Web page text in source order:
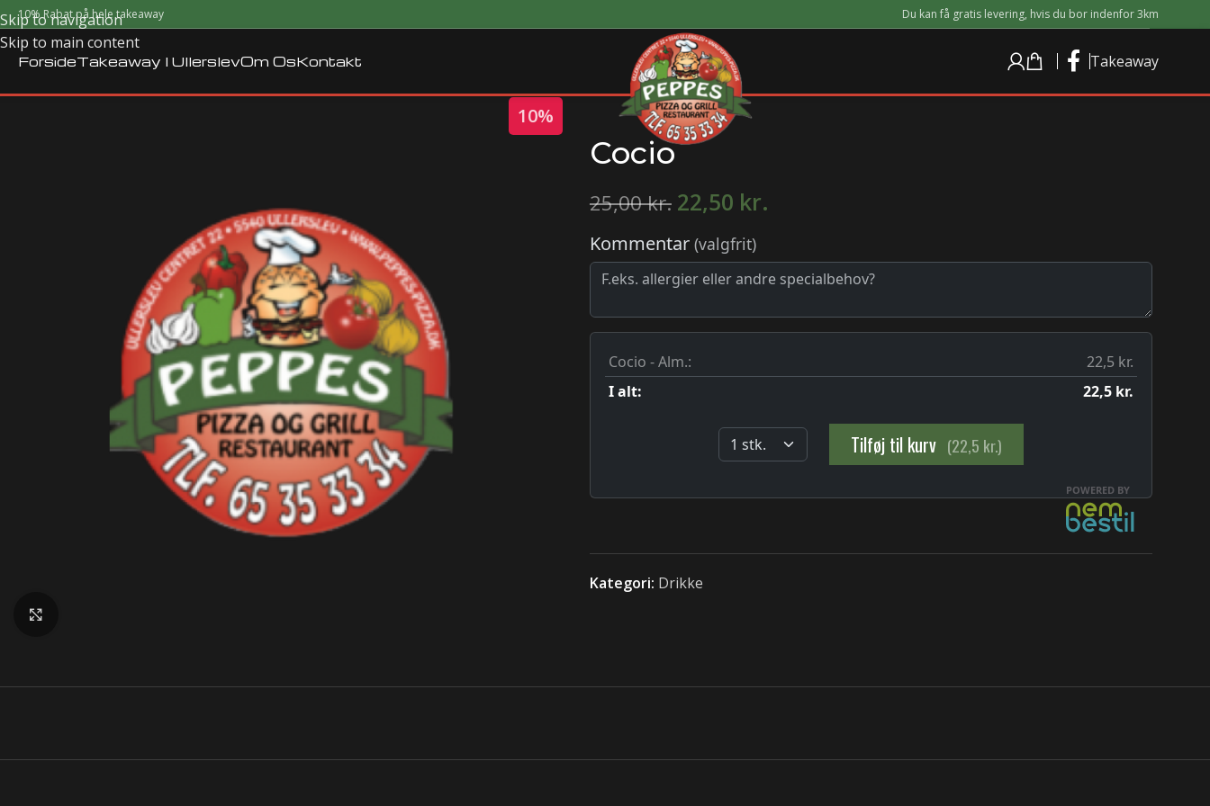
Skip to navigation
Skip to main content
10% Rabat på hele takeaway Du kan få gratislevering, hvis du bor indenfor 3km
ForsideTakeaway I UllerslevOm OsKontakt Takeaway
10%
Cocio
25,00kr. 22,50 kr.
Kategori: Drikke